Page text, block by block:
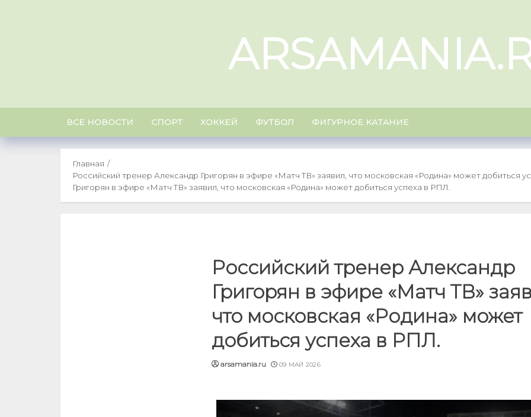
ВСЕ НОВОСТИ СПОРТ ХОККЕЙ ФУТБОЛ ФИГУРНОЕ КАТАНИЕ
Главная
Российский тренер Александр Григорян в эфире «Матч ТВ» заявил, что московская «Родина» может добиться
Григорян в эфире «Матч ТВ» заявил, что московская «Родина» может добиться успеха в РПЛ.
Российский тренер Александр
Григорян в эфире «Матч ТВ»
что московская «Родина» может
добиться успеха в РПЛ.
arsamania.ru 09 МАЙ 2026